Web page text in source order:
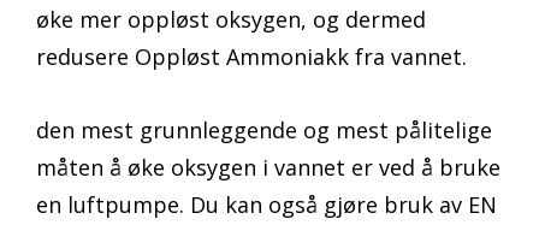
øke mer oppløst oksygen, og dermed
redusere Oppløst Ammoniakk fra vannet.
den mest grunnleggende og mest pålitelige
måten å øke oksygen i vannet er ved å bruke
en luftpumpe. Du kan også gjøre bruk av EN